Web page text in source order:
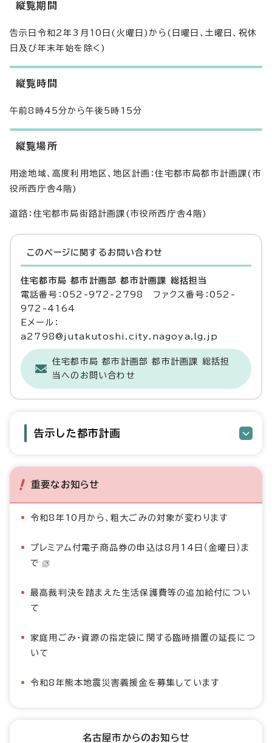
縦覧期間
告示日令和2年3月10日(火曜日)から(日曜日、土曜日、祝休
日及び年末年始を除く)
縦覧時間
午前8時45分から午後5時15分
縦覧場所
用途地域、高度利用地区、地区計画：住宅都市局都市計画課(市
役所西庁舎4階)
道路：住宅都市局街路計画課(市役所西庁舎4階)
このページに関する お問い合わせ
住宅都市局 都市計画部 都市計画課 総括担当
電話番号：052-972-2798 ファクス番号：052-
972-4164
Eメール：
a2798@jutakutoshi.city.nagoya.lg.jp
住宅都市局 都市計画部 都市計画課 総括担
当へのお問い合わせ
告示した都市計画
重要なお知らせ
令和8年10月から、粗大ごみの対象が変わります
プレミアム付電子商品券の申込は8月14日（金曜日）ま
で
最高裁判決を踏まえた生活保護費等の追加給付につい
て
家庭用ごみ・資源の指定袋に関する臨時措置の延長につ
いて
令和8年熊本地震災害義援金を募集しています
名古屋市からのお知らせ